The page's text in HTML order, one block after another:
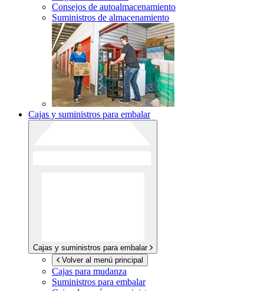
Consejos de autoalmacenamiento
Suministros de almacenamiento
Cajas y suministros para embalar
Cajas y suministros para embalar
Volver al menú principal
Cajas para mudanza
Suministros para embalar